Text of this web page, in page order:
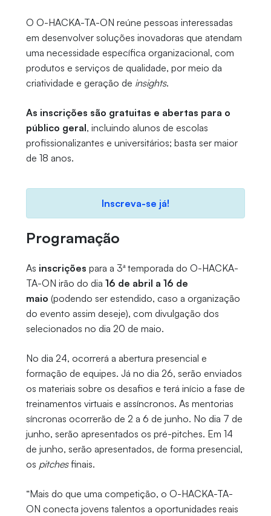
O O-HACKA-TA-ON reúne pessoas interessadas
em desenvolver soluções inovadoras que atendam
uma necessidade específica organizacional, com
produtos e serviços de qualidade, por meio da
criatividade e geração de insights.
As inscrições são gratuitas e abertas para o
público geral, incluindo alunos de escolas
profissionalizantes e universitários; basta ser maior
de 18 anos.
Inscreva-se já!
Programação
As inscrições para a 3ª temporada do O-HACKA-
TA-ON irão do dia 16 de abril a 16 de
maio (podendo ser estendido, caso a organização
do evento assim deseje), com divulgação dos
selecionados no dia 20 de maio.
No dia 24, ocorrerá a abertura presencial e
formação de equipes. Já no dia 26, serão enviados
os materiais sobre os desafios e terá início a fase de
treinamentos virtuais e assíncronos. As mentorias
síncronas ocorrerão de 2 a 6 de junho. No dia 7 de
junho, serão apresentados os pré-pitches. Em 14
de junho, serão apresentados, de forma presencial,
os pitchesfinais.
“Mais do que uma competição, o O-HACKA-TA-
ON conecta jovens talentos a oportunidades reais